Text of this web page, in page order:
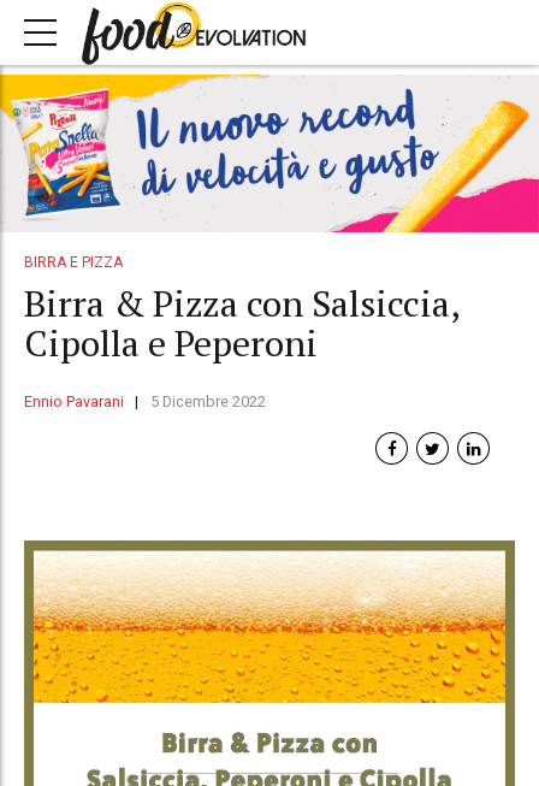
BIRRA E PIZZA
Birra & Pizza con Salsiccia,
Cipolla e Peperoni
Ennio Pavarani 5 Dicembre 2022